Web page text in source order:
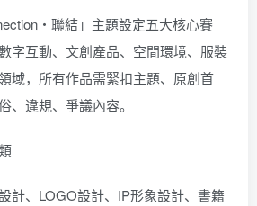
・聯結」主題設定五大核心賽
字互動、文創產品、空間環境、服裝
域，所有作品需緊扣主題、原創首
、違規、爭議內容。
計、LOGO設計、IP形象設計、書籍